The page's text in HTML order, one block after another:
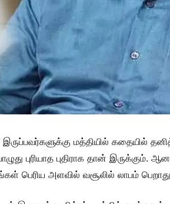
மத்தியில் கதையில்
புரியாத புதிராக தான் இருக்கும்.
பெரிய அளவில் வசூலில் லாபம்